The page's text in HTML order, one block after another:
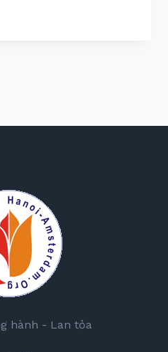
hành - Lan tỏa